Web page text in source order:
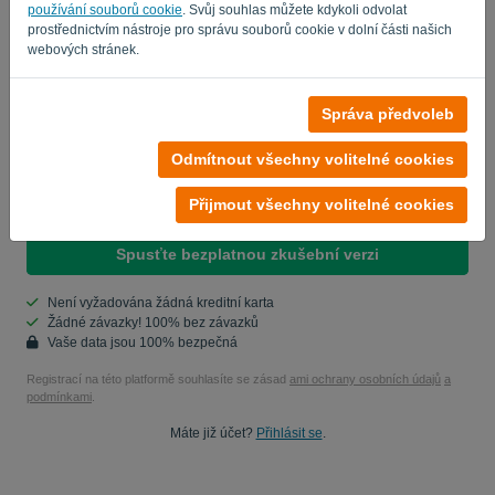
používání souborů cookie . Svůj souhlas můžete kdykoli odvolat
prostřednictvím nástroje pro správu souborů cookie v dolní části našich
webových stránek.
Správa předvoleb
Odmítnout všechny volitelné cookies
Přijmout všechny volitelné cookies
Heslo
Země
Ano, můžete mi poslat aktualizace produktu..
Ano, můžete mi posílat marketingové aktualizace.
Spusťte bezplatnou zkušební verzi
Není vyžadována žádná kreditní karta
Žádné závazky! 100% bez závazků
Vaše data jsou 100% bezpečná
Registrací na této platformě souhlasíte se zásad ami ochrany osobních údajů a
podmínkami
Máte již účet? Přihlásit se.